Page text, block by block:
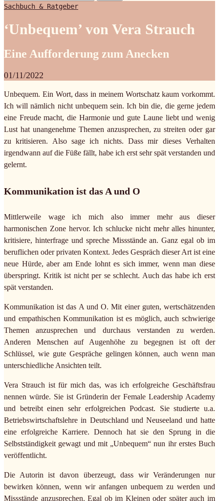
Sachbuch & Ratgeber
‘Unbequem’ von Vera Strauch
Eine Aufforderung zum Anecken
01/11/2022
Unbequem. Ein Wort, dass in meinem Wortschatz kaum vorkommt.
Ich will nämlich nicht unbequem sein. Ich bin die, die gerne jedem
eine Freude macht, die Harmonie und gute Laune liebt und wenig
Lust hat unangenehme Themen anzusprechen, zu streiten oder gar
zu kritisieren. Also sage ich nichts. Dass mir dieses Verhalten
irgendwann auf die Füße fällt, habe ich erst sehr spät verstanden und
gelernt.
Kommunikation ist das A und O
Mittlerweile wage ich mich also immer mehr aus dieser
harmonischen Zone hervor. Ich schlucke nicht mehr alles hinunter,
kritisiere, hinterfrage und spreche Missstände an. Ganz egal ob im
beruflichen oder privaten Kontext. Jedes Gespräch dieser Art ist eine
neue Hürde, aber am Ende lohnt es sich immer, wenn man diese
überspringt. Kritik ist nicht per se schlecht. Auch das habe ich erst
spät verstanden.
Kommunikation ist das A und O. Mit einer guten, wertschätzenden
und empathischen Kommunikation ist es möglich, auch schwierige
Themen anzusprechen und durchaus verstanden zu werden.
Anderen Menschen auf Augenhöhe zu begegnen ist oft der
Schlüssel, wie gute Gespräche gelingen können, auch wenn man
unterschiedliche Ansichten teilt.
Vera Strauch ist für mich das, was ich erfolgreiche Geschäftsfrau
nennen würde. Sie ist Gründerin der Female Leadership Academy
und betreibt einen sehr erfolgreichen Podcast. Sie studierte u.a.
Betriebswirtschaftslehre in Deutschland und Neuseeland und hatte
eine erfolgreiche Karriere. Dennoch hat sie den Sprung in die
Selbstständigkeit gewagt und mit „Unbequem“ nun ihr erstes Buch
veröffentlicht.
Die Autorin ist davon überzeugt, dass wir Veränderungen nur
bewirken können, wenn wir anfangen unbequem zu werden und
Missstände anzusprechen. Egal ob im Kleinen oder später auch im